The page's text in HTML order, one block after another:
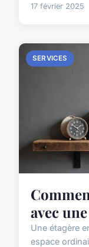
17 février 2025
SERVICES
avec
Une étagère
espace